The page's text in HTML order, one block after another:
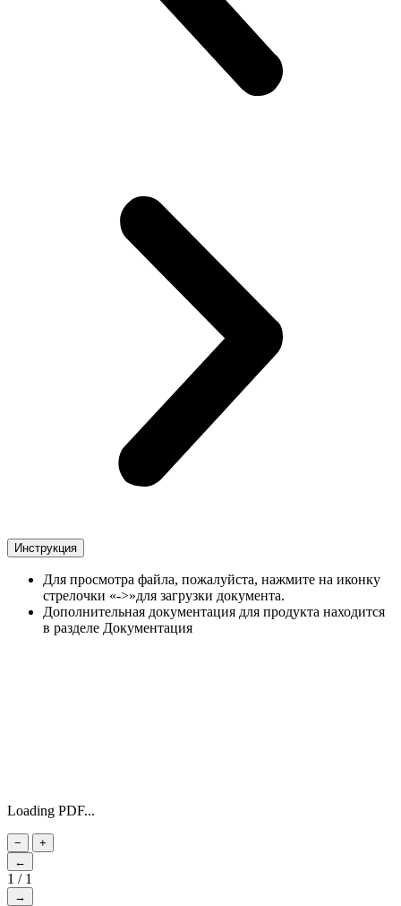
Инструкция
Для просмотра файла, пожалуйста, нажмите на иконку
стрелочки «->»для загрузки документа.
Дополнительная документация для продукта находится
в разделе Документация
Loading PDF...
−
+
←
1 / 1
→